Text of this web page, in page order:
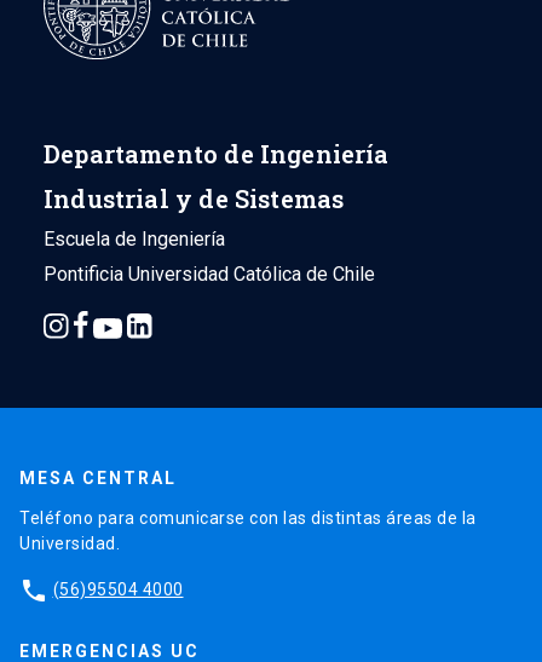
Departamento de Ingeniería
Industrial y de Sistemas
Escuela de Ingeniería
Pontificia Universidad Católica de Chile
MESA CENTRAL
Teléfono para comunicarse con las distintas áreas de la
Universidad.
phone (56)95504 4000
EMERGENCIAS UC